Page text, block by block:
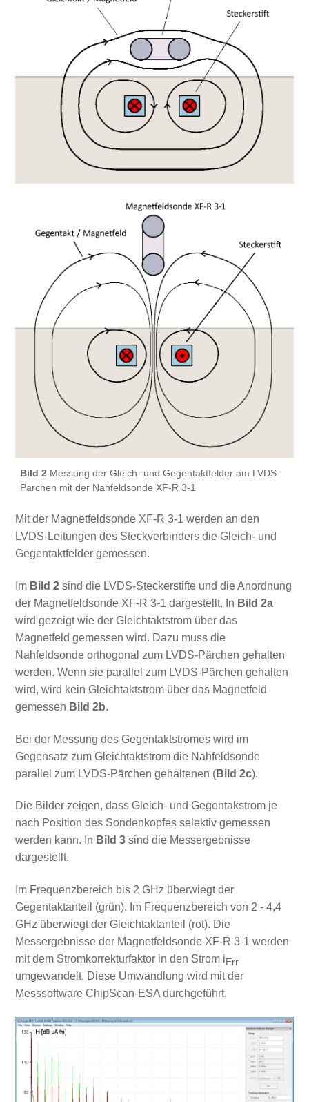
Bild 2Messung der Gleich- und Gegentaktfelder am LVDS-
Pärchen mit der Nahfeldsonde XF-R 3-1
Mit der Magnetfeldsonde XF-R 3-1 werden an den
LVDS-Leitungen des Steckverbinders die Gleich- und
Gegentaktfelder gemessen.
Im Bild 2sind die LVDS-Steckerstifte und die Anordnung
der Magnetfeldsonde XF-R 3-1 dargestellt. In Bild 2a
wird gezeigt wie der Gleichtaktstrom über das
Magnetfeld gemessen wird. Dazu muss die
Nahfeldsonde orthogonal zum LVDS-Pärchen gehalten
werden. Wenn sie parallel zum LVDS-Pärchen gehalten
wird, wird kein Gleichtaktstrom über das Magnetfeld
gemessen Bild 2b.
Bei der Messung des Gegentaktstromes wird im
Gegensatz zum Gleichtaktstrom die Nahfeldsonde
parallel zum LVDS-Pärchen gehaltenen (Bild 2c).
Die Bilder zeigen, dass Gleich- und Gegentakstrom je
nach Position des Sondenkopfes selektiv gemessen
werden kann. In Bild 3sind die Messergebnisse
dargestellt.
Im Frequenzbereich bis 2 GHz überwiegt der
Gegentaktanteil (grün). Im Frequenzbereich von 2 - 4,4
GHz überwiegt der Gleichtaktanteil (rot). Die
Messergebnisse der Magnetfeldsonde XF-R 3-1 werden
mit dem Stromkorrekturfaktor in den Strom i Err
umgewandelt. Diese Umwandlung wird mit der
Messsoftware ChipScan-ESA durchgeführt.